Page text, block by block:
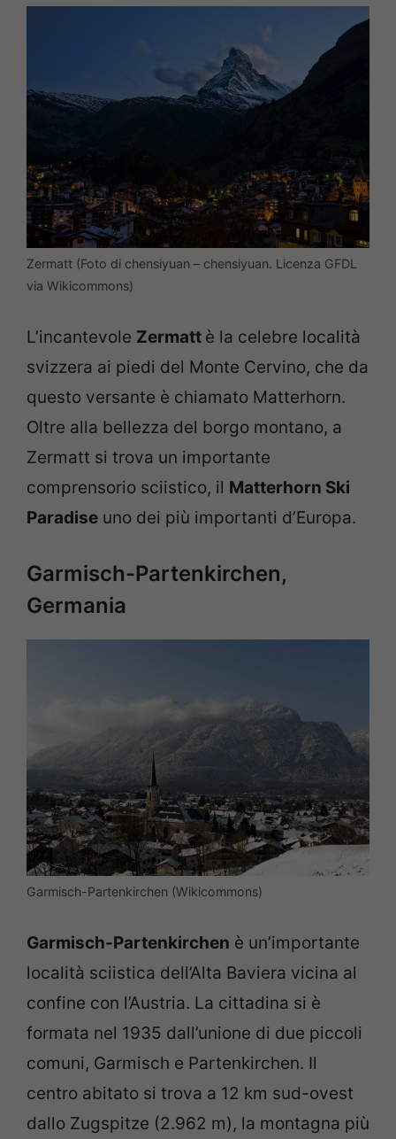
Zermatt (Foto di chensiyuan – chensiyuan. Licenza GFDL
via Wikicommons)
L’incantevole Zermatt è la celebre località
svizzera ai piedi del Monte Cervino, che da
questo versante è chiamato Matterhorn.
Oltre alla bellezza del borgo montano, a
Zermatt si trova un importante
comprensorio sciistico, il Matterhorn Ski
Paradise uno dei più importanti d’Europa.
Garmisch-Partenkirchen,
Germania
Garmisch-Partenkirchen (Wikicommons)
Garmisch-Partenkirchen è un’importante
località sciistica dell’Alta Baviera vicina al
confine con l’Austria. La cittadina si è
formata nel 1935 dall’unione di due piccoli
comuni, Garmisch e Partenkirchen. Il
centro abitato si trova a 12 km sud-ovest
dallo Zugspitze (2.962 m), la montagna più